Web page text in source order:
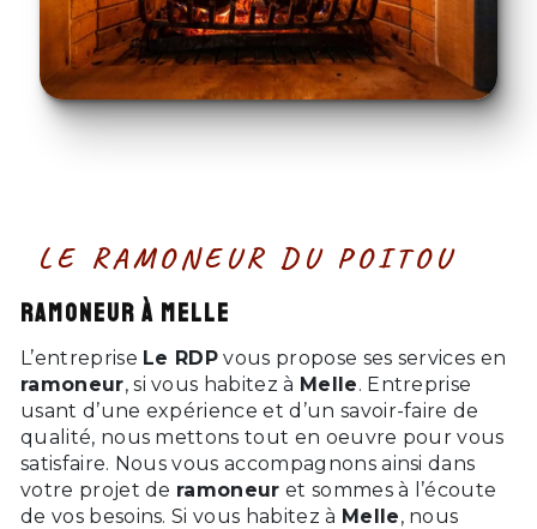
LE RAMONEUR DU POITOU
ramoneur à Melle
L’entreprise Le RDP vous propose ses services en
ramoneur, si vous habitez à Melle. Entreprise
usant d’une expérience et d’un savoir-faire de
qualité, nous mettons tout en oeuvre pour vous
satisfaire. Nous vous accompagnons ainsi dans
votre projet de ramoneur et sommes à l’écoute
de vos besoins. Si vous habitez à Melle, nous